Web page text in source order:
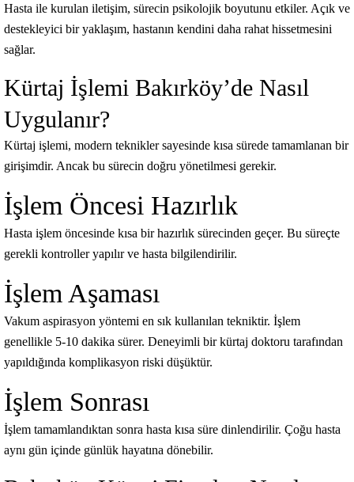
Hasta ile kurulan iletişim, sürecin psikolojik boyutunu etkiler. Açık ve
destekleyici bir yaklaşım, hastanın kendini daha rahat hissetmesini
sağlar.
Kürtaj İşlemi Bakırköy’de Nasıl
Uygulanır?
Kürtaj işlemi, modern teknikler sayesinde kısa sürede tamamlanan bir
girişimdir. Ancak bu sürecin doğru yönetilmesi gerekir.
İşlem Öncesi Hazırlık
Hasta işlem öncesinde kısa bir hazırlık sürecinden geçer. Bu süreçte
gerekli kontroller yapılır ve hasta bilgilendirilir.
İşlem Aşaması
Vakum aspirasyon yöntemi en sık kullanılan tekniktir. İşlem
genellikle 5-10 dakika sürer. Deneyimli bir kürtaj doktoru tarafından
yapıldığında komplikasyon riski düşüktür.
İşlem Sonrası
İşlem tamamlandıktan sonra hasta kısa süre dinlendirilir. Çoğu hasta
aynı gün içinde günlük hayatına dönebilir.